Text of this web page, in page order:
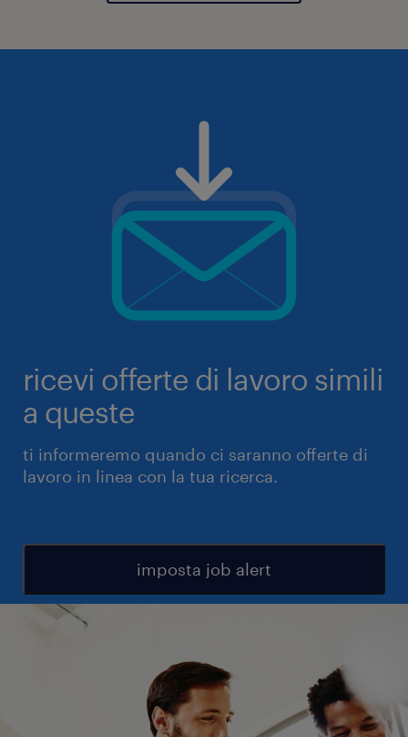
ricevi offerte di lavoro simili
a queste
ti informeremo quando ci saranno offerte di
lavoro in linea con la tua ricerca.
imposta job alert